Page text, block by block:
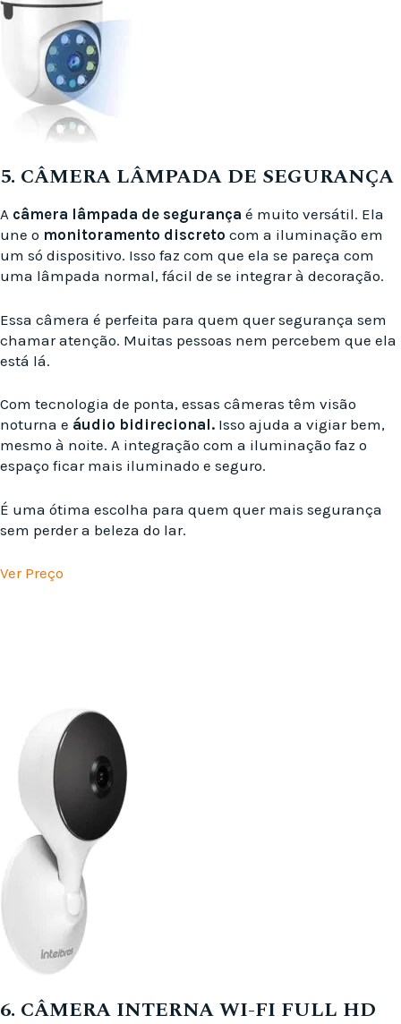
5. CÂMERA LÂMPADA DE SEGURANÇA
A câmera lâmpada de segurança é muito versátil. Ela
une o monitoramento discreto com a iluminação em
um só dispositivo. Isso faz com que ela se pareça com
uma lâmpada normal, fácil de se integrar à decoração.
Essa câmera é perfeita para quem quer segurança sem
chamar atenção. Muitas pessoas nem percebem que ela
está lá.
Com tecnologia de ponta, essas câmeras têm visão
noturna e áudio bidirecional. Isso ajuda a vigiar bem,
mesmo à noite. A integração com a iluminação faz o
espaço ficar mais iluminado e seguro.
É uma ótima escolha para quem quer mais segurança
sem perder a beleza do lar.
Ver Preço
6. CÂMERA INTERNA WI-FI FULL HD